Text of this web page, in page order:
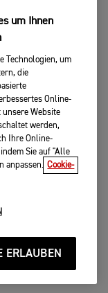
um Ihnen
Technologien, um
die
Online-
unsere Website
werden,
Ihre Online-
Sie auf "Alle
anpassen. Cookie-
ERLAUBEN